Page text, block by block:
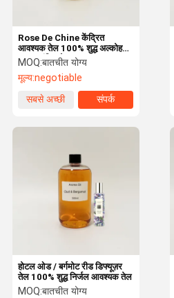
Rose De Chine केंद्रित
आवश्यक तेल 100% शुद्ध अल्कोहल
मुक्त सुगंधित तेल
MOQ:बातचीत योग्य
मूल्य:negotiable
सबसे अच्छी
संपर्क
होटल ओड / बर्गमोट रीड डिफ्यूज़र
तेल 100% शुद्ध निर्जल आवश्यक तेल
MOQ:बातचीत योग्य